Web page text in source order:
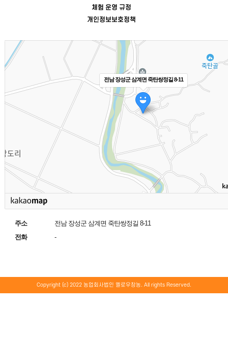
체험 운영 규정
개인정보보호정책
전남 장성군 삼계면 죽탄쌍정길 8-11
주소
전남 장성군 삼계면 죽탄쌍정길 8-11
전화
-
Copyright (c) 2022 농업회사법인 옐로우창농. All rights Reserved.